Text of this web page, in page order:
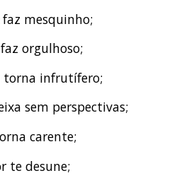
mesquinho;
orgulhoso;
torna infrutífero;
sem perspectivas;
carente;
te desune;